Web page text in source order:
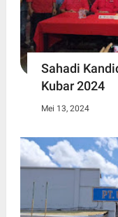
Sahadi
Kubar 2024
Mei 13, 2024